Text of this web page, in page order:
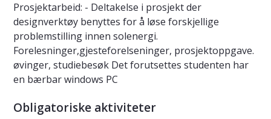
Prosjektarbeid: - Deltakelse i prosjekt der
designverktøy benyttes for å løse forskjellige
problemstilling innen solenergi.
Forelesninger,gjesteforelseninger, prosjektoppgave.
øvinger, studiebesøk Det forutsettes studenten har
en bærbar windows PC
Obligatoriske aktiviteter